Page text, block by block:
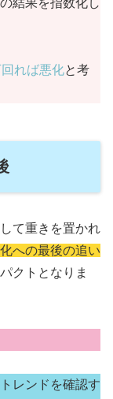
れば悪化と考
て重きを置かれ
への最後の追い
クトとなりま
レンドを確認す